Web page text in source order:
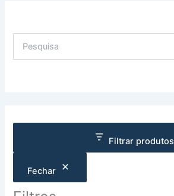
Filtrar produtos
Fechar